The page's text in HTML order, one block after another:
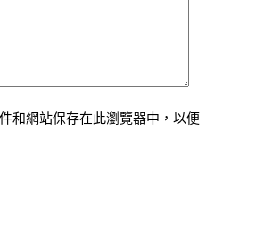
和網站保存在此瀏覽器中，以便